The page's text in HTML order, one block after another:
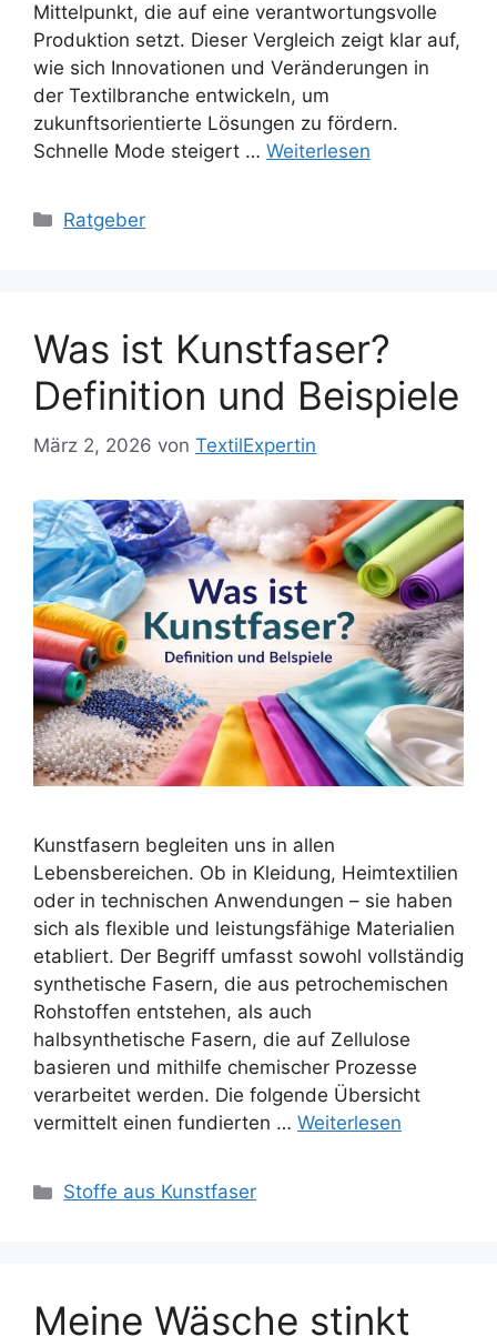
Mittelpunkt, die auf eine verantwortungsvolle
Produktion setzt. Dieser Vergleich zeigt klar auf,
wie sich Innovationen und Veränderungen in
der Textilbranche entwickeln, um
zukunftsorientierte Lösungen zu fördern.
Schnelle Mode steigert … Weiterlesen
Kategorien
Ratgeber
Was ist Kunstfaser?
Definition und Beispiele
März 2, 2026 von TextilExpertin
Kunstfasern begleiten uns in allen
Lebensbereichen. Ob in Kleidung, Heimtextilien
oder in technischen Anwendungen – sie haben
sich als flexible und leistungsfähige Materialien
etabliert. Der Begriff umfasst sowohl vollständig
synthetische Fasern, die aus petrochemischen
Rohstoffen entstehen, als auch
halbsynthetische Fasern, die auf Zellulose
basieren und mithilfe chemischer Prozesse
verarbeitet werden. Die folgende Übersicht
vermittelt einen fundierten … Weiterlesen
Kategorien
Stoffe aus Kunstfaser
Meine Wäsche stinkt